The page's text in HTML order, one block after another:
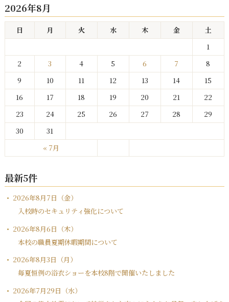
2026年8月
日 月 火 水 木 金 土
« 7月
1
2
3 4 5 6 7
8
9
10 11 12 13 14
15
16
17 18 19 20 21
22
23
24 25 26 27 28
29
30
31
最新5件
2026年8月7日（金）
入校時のセキュリティ強化について
2026年8月6日（木）
本校の職員夏期休暇期間について
2026年8月3日（月）
毎夏恒例の浴衣ショーを本校8階で開催いたしました
2026年7月29日（水）